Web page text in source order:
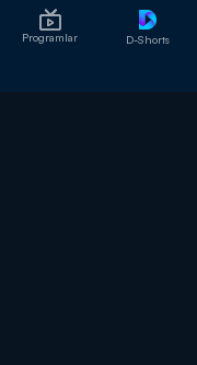
Programlar D-Shorts